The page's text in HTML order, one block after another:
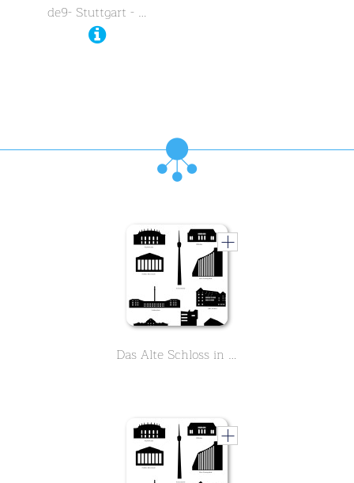
de9- Stuttgart - …
Das Alte Schloss in Stuttgart. Das Landesmuseum Württemberg im Herzen der Stadt. Lernen Sie seine mehr als 1000 Jahre alte Geschichte in 9 Lektionen kennen.